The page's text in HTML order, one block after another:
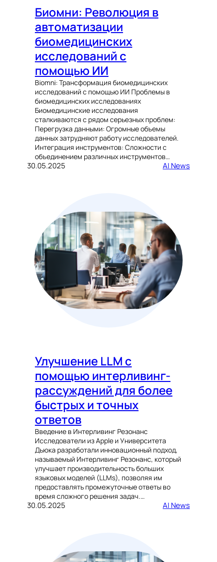
Биомни: Революция в
автоматизации
биомедицинских
исследований с
помощью ИИ
Biomni: Трансформация биомедицинских
исследований с помощью ИИ Проблемы в
биомедицинских исследованиях
Биомедицинские исследования
сталкиваются с рядом серьезных проблем:
Перегрузка данными: Огромные объемы
данных затрудняют работу исследователей.
Интеграция инструментов: Сложности с
объединением различных инструментов…
30.05.2025 AI News
Улучшение LLM с
помощью интерливинг-
рассуждений для более
быстрых и точных
ответов
Введение в Интерливинг Резонанс
Исследователи из Apple и Университета
Дьюка разработали инновационный подход,
называемый Интерливинг Резонанс, который
улучшает производительность больших
языковых моделей (LLMs), позволяя им
предоставлять промежуточные ответы во
время сложного решения задач.…
30.05.2025 AI News